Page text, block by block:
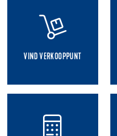
VIND VERKOOPPUNT